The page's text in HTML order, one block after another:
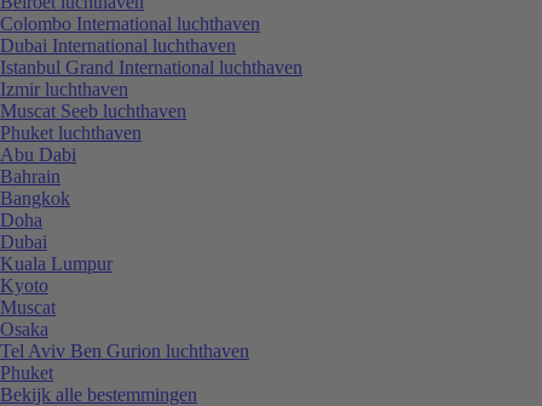
Colombo International luchthaven
Dubai International luchthaven
Istanbul Grand International luchthaven
Izmir luchthaven
Muscat Seeb luchthaven
Phuket luchthaven
Abu Dabi
Bahrain
Bangkok
Doha
Dubai
Kuala Lumpur
Kyoto
Muscat
Osaka
Tel Aviv Ben Gurion luchthaven
Phuket
Bekijk alle bestemmingen